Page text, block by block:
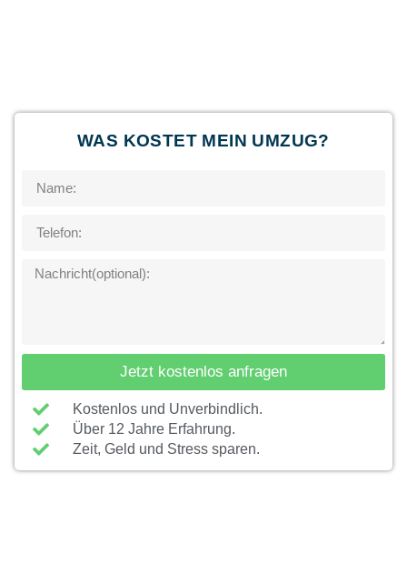
WAS KOSTET MEIN UMZUG?
Jetzt kostenlos anfragen
Kostenlos und Unverbindlich.
Über 12 Jahre Erfahrung.
Zeit, Geld und Stress sparen.